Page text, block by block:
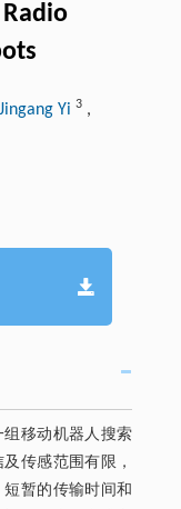
Jingang Yi 3,
移动机器人搜索
传感范围有限，
暂的传输时间和